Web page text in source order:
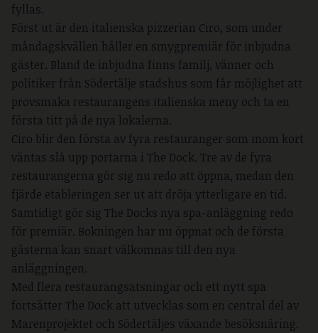
fyllas.
Först ut är den italienska pizzerian Ciro, som under
måndagskvällen håller en smygpremiär för inbjudna
gäster. Bland de inbjudna finns familj, vänner och
politiker från Södertälje stadshus som får möjlighet att
provsmaka restaurangens italienska meny och ta en
första titt på de nya lokalerna.
Ciro blir den första av fyra restauranger som inom kort
väntas slå upp portarna i The Dock. Tre av de fyra
restaurangerna gör sig nu redo att öppna, medan den
fjärde etableringen ser ut att dröja ytterligare en tid.
Samtidigt gör sig The Docks nya spa-anläggning redo
för premiär. Bokningen har nu öppnat och de första
gästerna kan snart välkomnas till den nya
anläggningen.
Med flera restaurangsatsningar och ett nytt spa
fortsätter The Dock att utvecklas som en central del av
Marenprojektet och Södertäljes växande besöksnäring.